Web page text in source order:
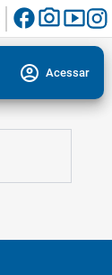
facebookphoto_camerasmart_display
account_circle Acessar